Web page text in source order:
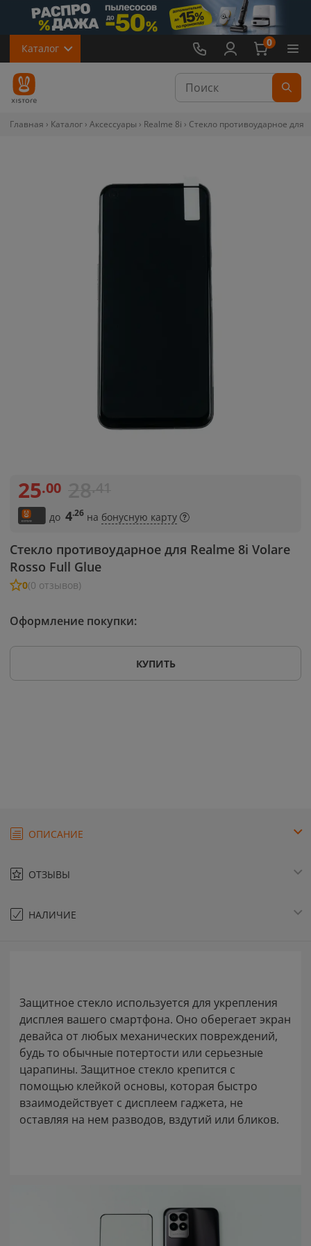
Каталог 0
Главная Каталог Аксессуары Realme 8i Стекло противоударное для
Стекло противоударное для Realme 8i Volare
Rosso Full Glue
0(0 отзывов)
25.00
до 4.26 на бонусную карту
Оформление покупки:
КУПИТЬ
ОПИСАНИЕ
ОТЗЫВЫ
НАЛИЧИЕ
Защитное стекло используется для укрепления
дисплея вашего смартфона. Оно оберегает экран
девайса от любых механических повреждений,
будь то обычные потертости или серьезные
царапины. Защитное стекло крепится с
помощью клейкой основы, которая быстро
взаимодействует с дисплеем гаджета, не
оставляя на нем разводов, вздутий или бликов.